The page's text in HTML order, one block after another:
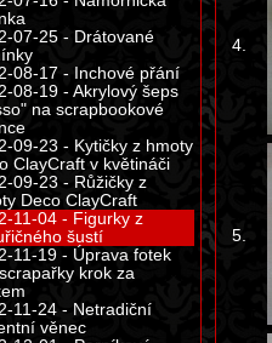
4.
5.
07-25 - Drátované
08-17 - Inchové přání
08-19 - Akrylový šeps
na scrapbookové
09-23 - Kytičky z hmoty
ClayCraft v květináči
09-23 - Růžičky z
Deco ClayCraft
11-04 - Figurky z
šustí
11-19 - Úprava fotek
krok za
11-24 - Netradiční
věnec